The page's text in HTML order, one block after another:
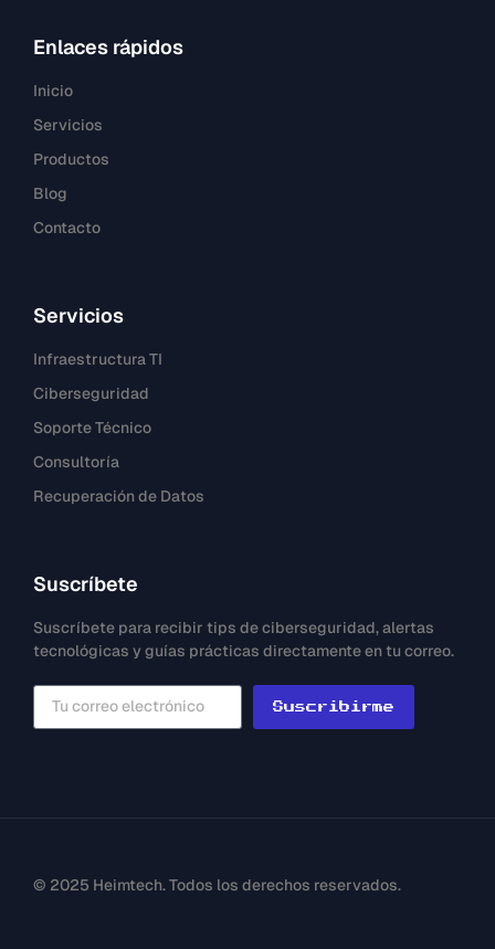
Enlaces rápidos
Inicio
Servicios
Productos
Blog
Contacto
Servicios
Infraestructura TI
Ciberseguridad
Soporte Técnico
Consultoría
Recuperación de Datos
Suscríbete
Suscríbete para recibir tips de ciberseguridad, alertas
tecnológicas y guías prácticas directamente en tu correo.
Suscribirme
© 2025 Heimtech. Todos los derechos reservados.